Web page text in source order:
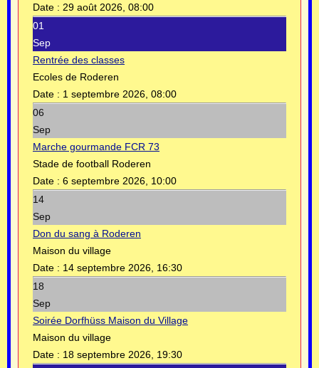
Date : 29 août 2026, 08:00
01
Sep
Rentrée des classes
Ecoles de Roderen
Date : 1 septembre 2026, 08:00
06
Sep
Marche gourmande FCR 73
Stade de football Roderen
Date : 6 septembre 2026, 10:00
14
Sep
Don du sang à Roderen
Maison du village
Date : 14 septembre 2026, 16:30
18
Sep
Soirée Dorfhüss Maison du Village
Maison du village
Date : 18 septembre 2026, 19:30